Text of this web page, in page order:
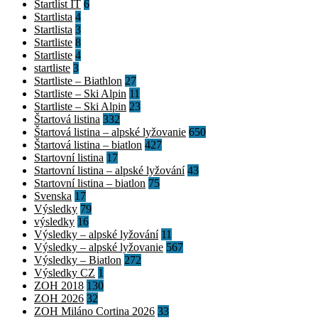
Startlist IT 6
Startlista 4
Startlista 3
Startliste 8
Startliste 4
startliste 3
Startliste – Biathlon 27
Startliste – Ski Alpin 11
Startliste – Ski Alpin 23
Štartová listina 332
Štartová listina – alpské lyžovanie 650
Štartová listina – biatlon 427
Startovní listina 17
Startovní listina – alpské lyžování 43
Startovní listina – biatlon 75
Svenska 17
Výsledky 79
výsledky 16
Výsledky – alpské lyžování 11
Výsledky – alpské lyžovanie 567
Výsledky – Biatlon 272
Výsledky CZ 1
ZOH 2018 130
ZOH 2026 32
ZOH Miláno Cortina 2026 33